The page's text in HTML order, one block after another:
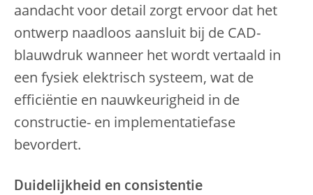
aandacht voor detail zorgt ervoor dat het
ontwerp naadloos aansluit bij de CAD-
blauwdruk wanneer het wordt vertaald in
een fysiek elektrisch systeem, wat de
efficiëntie en nauwkeurigheid in de
constructie- en implementatiefase
bevordert.
Duidelijkheid en consistentie